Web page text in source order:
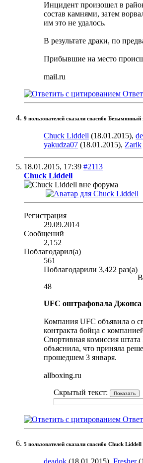
Инцидент произошел в
состав камнями, затем
им это не удалось.
В результате драки, по
Прибывшие на место
mail.ru
9 пользователей сказали cпасибо Безымянный
Chuck Liddell (18.01.2015),
yakudza07 (18.01.2015), Zarik
18.01.2015, 17:39 #2113
Chuck Liddell
Регистрация
29.09.2014
Сообщений
2,152
Поблагодарил(а)
561
Поблагодарили 3,422 раз(а)
48
UFC оштрафовала Джонса
Компания UFC объявила о
контракта бойца с
Спортивная комиссия
объяснила, что приняла
прошедшем 3 января.
allboxing.ru
Скрытый текст:
5 пользователей сказали cпасибо Chuck Liddell
deadok (18.01.2015), Fresher